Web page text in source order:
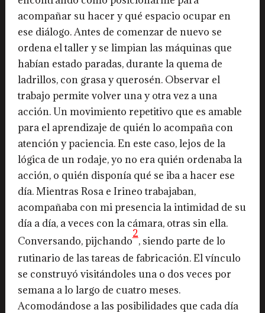
acompañar su hacer y qué espacio ocupar en
ese diálogo. Antes de comenzar de nuevo se
ordena el taller y se limpian las máquinas que
habían estado paradas, durante la quema de
ladrillos, con grasa y querosén. Observar el
trabajo permite volver una y otra vez a una
acción. Un movimiento repetitivo que es amable
para el aprendizaje de quién lo acompaña con
atención y paciencia. En este caso, lejos de la
lógica de un rodaje, yo no era quién ordenaba la
acción, o quién disponía qué se iba a hacer ese
día. Mientras Rosa e Irineo trabajaban,
acompañaba con mi presencia la intimidad de su
día a día, a veces con la cámara, otras sin ella.
Conversando, pijchando
2
, siendo parte de lo
rutinario de las tareas de fabricación. El vínculo
se construyó visitándoles una o dos veces por
semana a lo largo de cuatro meses.
Acomodándose a las posibilidades que cada día